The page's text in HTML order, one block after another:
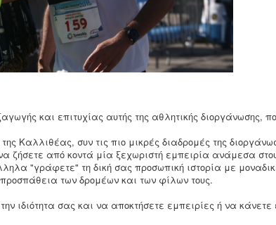
και επιτυχίας αυτής της αθλητικής διοργάνωσης,
Καλλιθέας, συν τις πιο μικρές διαδρομές της
ζήσετε από κοντά μία ξεχωριστή εμπειρία ανάμεσα
"γράφετε" τη δική σας προσωπική ιστορία με
των δρομέων και των φίλων τους.
ιδιότητα σας και να αποκτήσετε εμπειρίες ή να